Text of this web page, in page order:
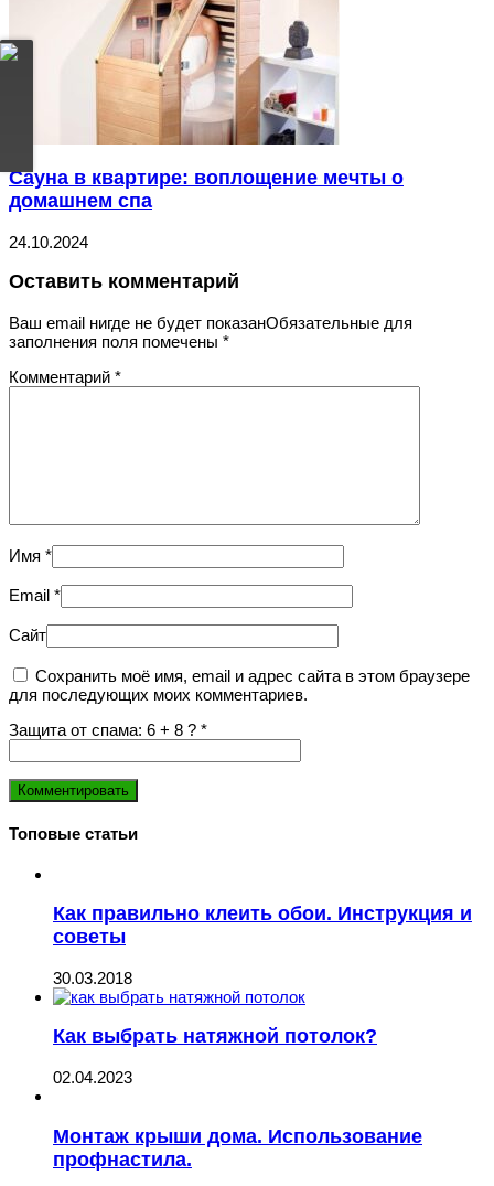
Сауна в квартире: воплощение мечты о
домашнем спа
24.10.2024
Оставить комментарий
Ваш email нигде не будет показанОбязательные для
заполнения поля помечены *
Комментарий *
Имя *
Email *
Сайт
Сохранить моё имя, email и адрес сайта в этом браузере
для последующих моих комментариев.
Защита от спама: 6 + 8 ? *
Топовые статьи
Как правильно клеить обои. Инструкция и
советы
30.03.2018
Как выбрать натяжной потолок?
02.04.2023
Монтаж крыши дома. Использование
профнастила.